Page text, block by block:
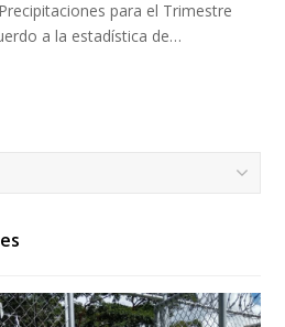
para el Trimestre
a la estadística de…